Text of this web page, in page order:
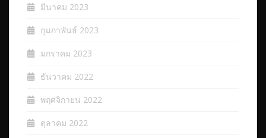
มีนาคม 2023
กุมภาพันธ์ 2023
มกราคม 2023
ธันวาคม 2022
พฤศจิกายน 2022
ตุลาคม 2022